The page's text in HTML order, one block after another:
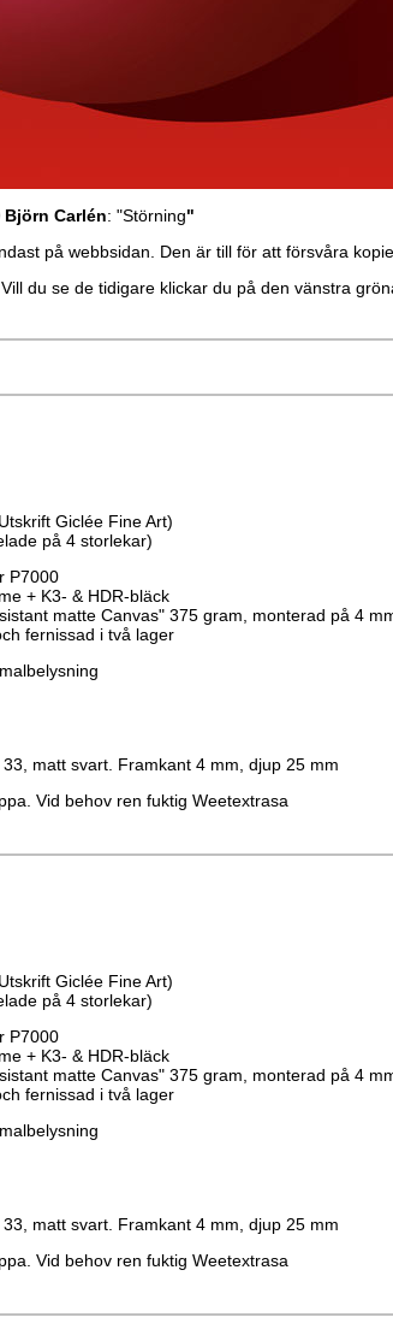
Björn Carlén: "Störning"
på webbsidan. Den är till för att försvåra
du se de tidigare klickar du på den vänstra
Giclée Fine Art)
på 4 storlekar)
P7000
+ K3- & HDR-bläck
matte Canvas" 375 gram, monterad på 4
fernissad i två lager
matt svart. Framkant 4 mm, djup 25 mm
Vid behov ren fuktig Weetextrasa
Giclée Fine Art)
på 4 storlekar)
P7000
+ K3- & HDR-bläck
matte Canvas" 375 gram, monterad på 4
fernissad i två lager
matt svart. Framkant 4 mm, djup 25 mm
Vid behov ren fuktig Weetextrasa